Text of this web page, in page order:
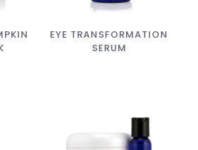
EYE TRANSFORMATION
SERUM